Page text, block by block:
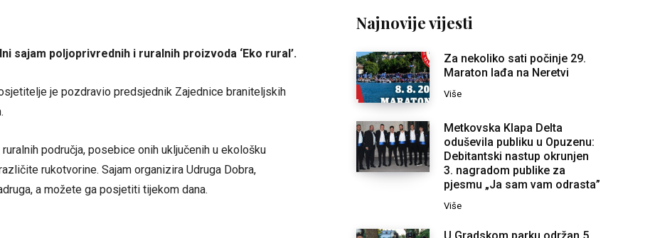
sajam poljoprivrednih i ruralnih proizvoda ‘Eko rural’.
je pozdravio predsjednik Zajednice braniteljskih
područja, posebice onih uključenih u ekološku
rukotvorine. Sajam organizira Udruga Dobra,
a možete ga posjetiti tijekom dana.
Najnovije vijesti
Za nekoliko sati počinje 29.
Maraton lađa na Neretvi
Više
Metkovska Klapa Delta
oduševila publiku u Opuzenu:
Debitantski nastup okrunjen
3. nagradom publike za
pjesmu „Ja sam vam odrasta”
Više